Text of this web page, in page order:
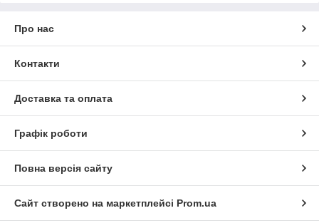
Про нас
Контакти
Доставка та оплата
Графік роботи
Повна версія сайту
Сайт створено на маркетплейсі Prom.ua